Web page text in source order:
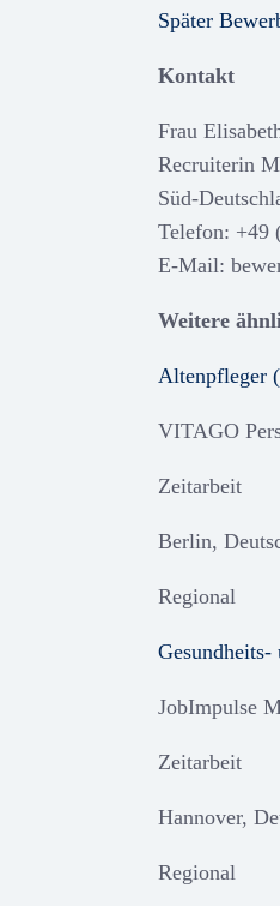
Später
Kontakt
Frau
Recruiterin
Süd-
Telefon: +49
E-Mail:
Weitere
Altenpfleger
VITAGO
Zeitarbeit
Berlin,
Regional
JobImpulse
Zeitarbeit
Hannover,
Regional